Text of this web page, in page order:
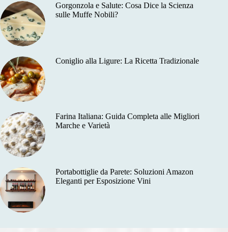
Gorgonzola e Salute: Cosa Dice la Scienza
sulle Muffe Nobili?
Coniglio alla Ligure: La Ricetta Tradizionale
Farina Italiana: Guida Completa alle Migliori
Marche e Varietà
Portabottiglie da Parete: Soluzioni Amazon
Eleganti per Esposizione Vini